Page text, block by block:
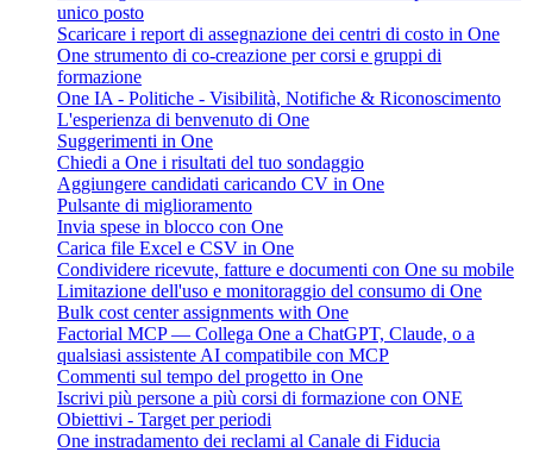
unico posto
Scaricare i report di assegnazione dei centri di costo in One
One strumento di co-creazione per corsi e gruppi di
formazione
One IA - Politiche - Visibilità, Notifiche & Riconoscimento
L'esperienza di benvenuto di One
Suggerimenti in One
Chiedi a One i risultati del tuo sondaggio
Aggiungere candidati caricando CV in One
Pulsante di miglioramento
Invia spese in blocco con One
Carica file Excel e CSV in One
Condividere ricevute, fatture e documenti con One su mobile
Limitazione dell'uso e monitoraggio del consumo di One
Bulk cost center assignments with One
Factorial MCP — Collega One a ChatGPT, Claude, o a
qualsiasi assistente AI compatibile con MCP
Commenti sul tempo del progetto in One
Iscrivi più persone a più corsi di formazione con ONE
Obiettivi - Target per periodi
One instradamento dei reclami al Canale di Fiducia